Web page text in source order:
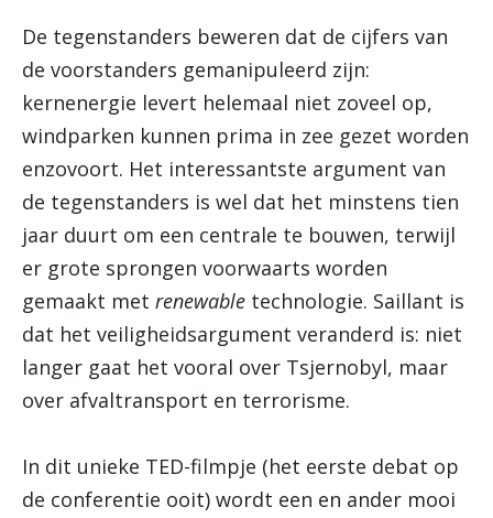
De tegenstanders beweren dat de cijfers van
de voorstanders gemanipuleerd zijn:
kernenergie levert helemaal niet zoveel op,
windparken kunnen prima in zee gezet worden
enzovoort. Het interessantste argument van
de tegenstanders is wel dat het minstens tien
jaar duurt om een centrale te bouwen, terwijl
er grote sprongen voorwaarts worden
gemaakt met renewable technologie. Saillant is
dat het veiligheidsargument veranderd is: niet
langer gaat het vooral over Tsjernobyl, maar
over afvaltransport en terrorisme.
In dit unieke TED-filmpje (het eerste debat op
de conferentie ooit) wordt een en ander mooi